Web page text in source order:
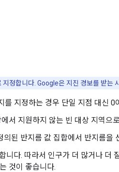
정합니다. Google은 지진 경보를 받는
를 지정하는 경우 단일 지점 대신 0
서 지원하지 않는 빈 대상 지역으
된 반지름 값 집합에서 반지름을
니다. 따라서 인구가 더 많거나
것이 좋습니다.